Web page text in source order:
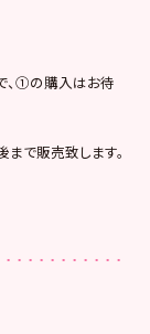
、①の購入はお待
で販売致します。